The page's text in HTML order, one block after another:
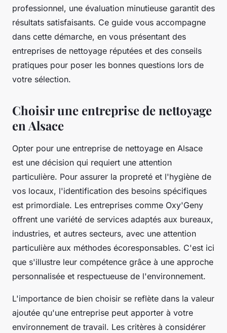
professionnel, une évaluation minutieuse garantit des
résultats satisfaisants. Ce guide vous accompagne
dans cette démarche, en vous présentant des
entreprises de nettoyage réputées et des conseils
pratiques pour poser les bonnes questions lors de
votre sélection.
Choisir une entreprise de nettoyage
en Alsace
Opter pour une entreprise de nettoyage en Alsace
est une décision qui requiert une attention
particulière. Pour assurer la propreté et l'hygiène de
vos locaux, l'identification des besoins spécifiques
est primordiale. Les entreprises comme Oxy'Geny
offrent une variété de services adaptés aux bureaux,
industries, et autres secteurs, avec une attention
particulière aux méthodes écoresponsables. C'est ici
que s'illustre leur compétence grâce à une approche
personnalisée et respectueuse de l'environnement.
L'importance de bien choisir se reflète dans la valeur
ajoutée qu'une entreprise peut apporter à votre
environnement de travail. Les critères à considérer